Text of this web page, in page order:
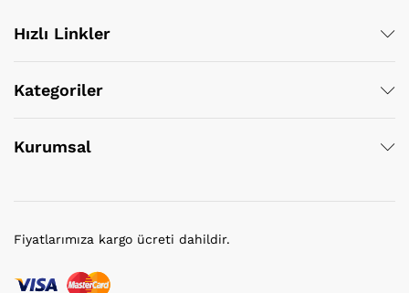
Hızlı Linkler
Kategoriler
Kurumsal
Fiyatlarımıza kargo ücreti dahildir.